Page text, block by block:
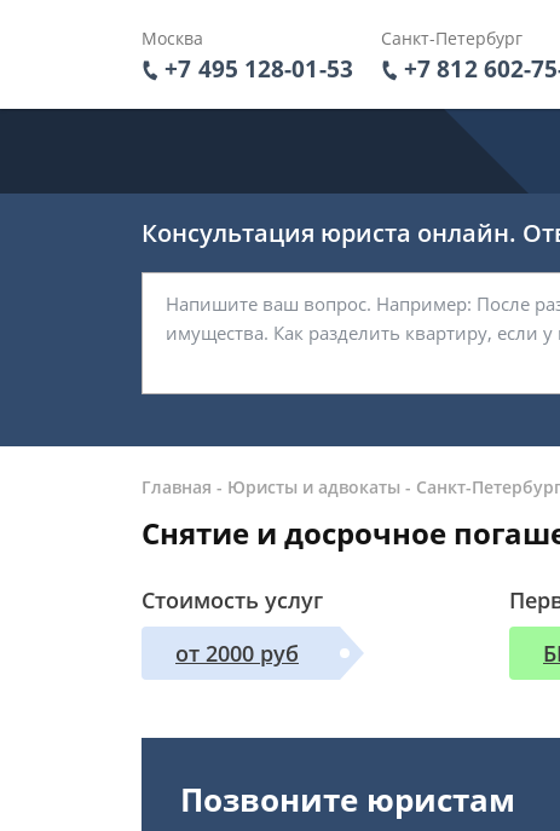
Москва
+7 495 128-01-53
Санкт-Петербург
+7 812 602-
Консультация юриста онлайн.
Главная - Юристы и адвокаты - Санкт-Петербург
Снятие и досрочное
Стоимость услуг
от 2000 руб
Позвоните юристам